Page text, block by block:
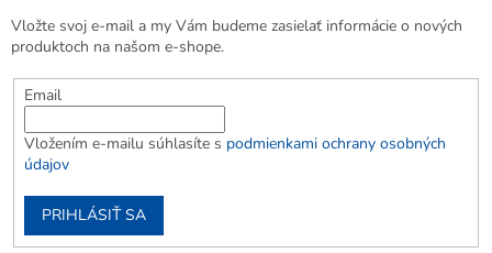
Vložte svoj e-mail a my Vám budeme zasielať informácie o nových
produktoch na našom e-shope.
Email
Vložením e-mailu súhlasíte s podmienkami ochrany osobných
údajov
PRIHLÁSIŤ SA